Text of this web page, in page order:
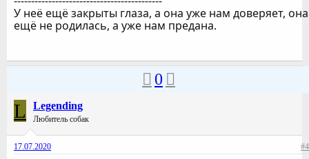
У неё ещё закрыты глаза, а она уже нам доверяет, она
ещё не родилась, а уже нам предана.
0
L Legending
Любитель собак
17.07.2020 #4